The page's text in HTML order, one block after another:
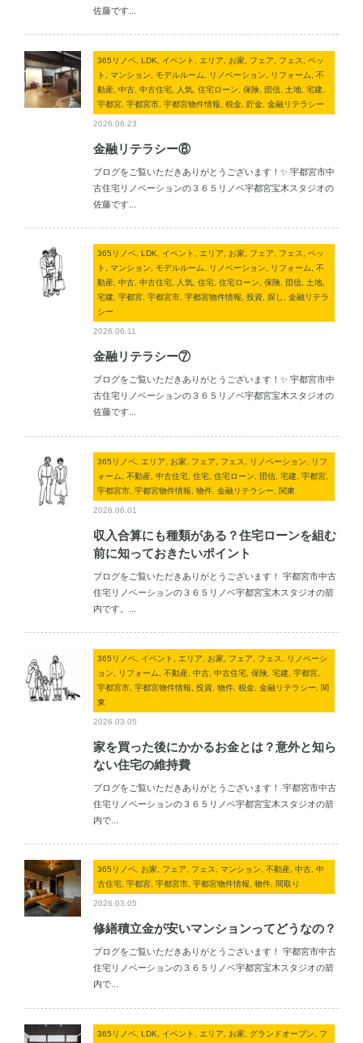
佐藤です...
365リノベ, LDK, イベント, エリア, お家, フェア, フェス, ペッ
ト, マンション, モデルルーム, リノベーション, リフォーム, 不
動産, 中古, 中古住宅, 人気, 住宅ローン, 保険, 団信, 土地, 宅建,
宇都宮, 宇都宮市, 宇都宮物件情報, 税金, 貯金, 金融リテラシー
2026.06.23
金融リテラシー⑧
ブログをご覧いただきありがとうございます！✨ 宇都宮市中
古住宅リノベーションの３６５リノベ宇都宮宝木スタジオの
佐藤です...
365リノベ, LDK, イベント, エリア, お家, フェア, フェス, ペッ
ト, マンション, モデルルーム, リノベーション, リフォーム, 不
動産, 中古, 中古住宅, 人気, 住宅, 住宅ローン, 保険, 団信, 土地,
宅建, 宇都宮, 宇都宮市, 宇都宮物件情報, 投資, 探し, 金融リテラ
シー
2026.06.11
金融リテラシー⑦
ブログをご覧いただきありがとうございます！✨ 宇都宮市中
古住宅リノベーションの３６５リノベ宇都宮宝木スタジオの
佐藤です...
365リノベ, エリア, お家, フェア, フェス, リノベーション, リフ
ォーム, 不動産, 中古住宅, 住宅, 住宅ローン, 団信, 宅建, 宇都宮,
宇都宮市, 宇都宮物件情報, 物件, 金融リテラシー, 関東
2026.06.01
収入合算にも種類がある？住宅ローンを組む
前に知っておきたいポイント
ブログをご覧いただきありがとうございます！ 宇都宮市中古
住宅リノベーションの３６５リノベ宇都宮宝木スタジオの箭
内です。...
365リノベ, イベント, エリア, お家, フェア, フェス, リノベーシ
ョン, リフォーム, 不動産, 中古, 中古住宅, 保険, 宅建, 宇都宮,
宇都宮市, 宇都宮物件情報, 投資, 物件, 税金, 金融リテラシー, 関
東
2026.03.05
家を買った後にかかるお金とは？意外と知ら
ない住宅の維持費
ブログをご覧いただきありがとうございます！ 宇都宮市中古
住宅リノベーションの３６５リノベ宇都宮宝木スタジオの箭
内で...
365リノベ, お家, フェア, フェス, マンション, 不動産, 中古, 中
古住宅, 宇都宮, 宇都宮市, 宇都宮物件情報, 物件, 間取り
2026.03.05
修繕積立金が安いマンションってどうなの？
ブログをご覧いただきありがとうございます！ 宇都宮市中古
住宅リノベーションの３６５リノベ宇都宮宝木スタジオの箭
内で...
365リノベ, LDK, イベント, エリア, お家, グランドオープン, フ